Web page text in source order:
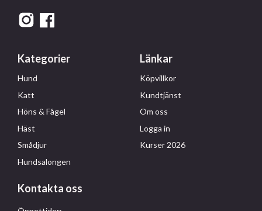
Kategorier
Hund
Katt
Höns & Fågel
Häst
Smådjur
Hundsalongen
Länkar
Köpvillkor
Kundtjänst
Om oss
Logga in
Kurser 2026
Kontakta oss